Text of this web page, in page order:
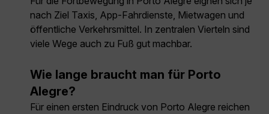
nach Ziel Taxis, App-Fahrdienste, Mietwagen und
öffentliche Verkehrsmittel. In zentralen Vierteln sind
viele Wege auch zu Fuß gut machbar.
Wie lange braucht man für Porto
Alegre?
Für einen ersten Eindruck von Porto Alegre reichen